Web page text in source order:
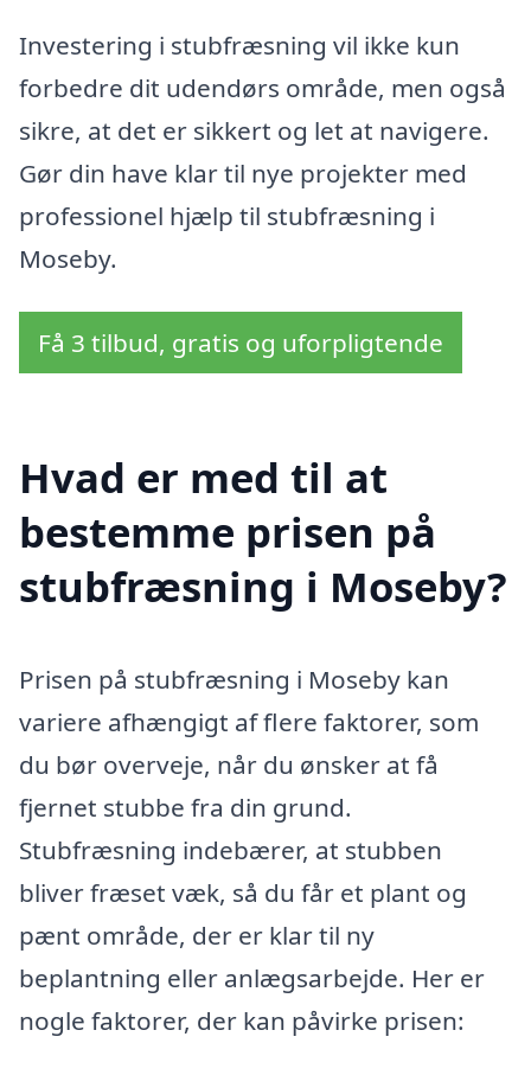
Investering i stubfræsning vil ikke kun
forbedre dit udendørs område, men også
sikre, at det er sikkert og let at navigere.
Gør din have klar til nye projekter med
professionel hjælp til stubfræsning i
Moseby.
Få 3 tilbud, gratis og uforpligtende
Hvad er med til at
bestemme prisen på
stubfræsning i Moseby?
Prisen på stubfræsning i Moseby kan
variere afhængigt af flere faktorer, som
du bør overveje, når du ønsker at få
fjernet stubbe fra din grund.
Stubfræsning indebærer, at stubben
bliver fræset væk, så du får et plant og
pænt område, der er klar til ny
beplantning eller anlægsarbejde. Her er
nogle faktorer, der kan påvirke prisen: